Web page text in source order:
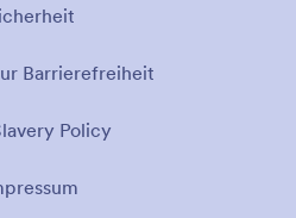
Barrierefreiheit
Policy